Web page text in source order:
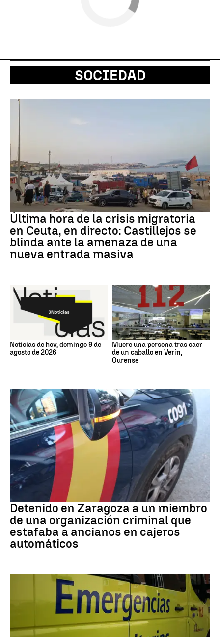
SOCIEDAD
Última hora de la crisis migratoria
en Ceuta, en directo: Castillejos se
blinda ante la amenaza de una
nueva entrada masiva
Noticias de hoy, domingo 9 de
agosto de 2026
Muere una persona tras caer
de un caballo en Verín,
Ourense
Detenido en Zaragoza a un miembro
de una organización criminal que
estafaba a ancianos en cajeros
automáticos